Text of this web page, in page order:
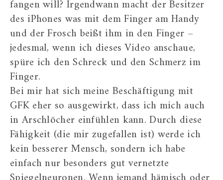
fangen will? Irgendwann macht der Besitzer
des iPhones was mit dem Finger am Handy
und der Frosch beißt ihm in den Finger –
jedesmal, wenn ich dieses Video anschaue,
spüre ich den Schreck und den Schmerz im
Finger.
Bei mir hat sich meine Beschäftigung mit
GFK eher so ausgewirkt, dass ich mich auch
in Arschlöcher einfühlen kann. Durch diese
Fähigkeit (die mir zugefallen ist) werde ich
kein besserer Mensch, sondern ich habe
einfach nur besonders gut vernetzte